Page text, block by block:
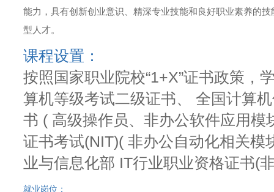
能力，具有创新创业意识、精深专业技能和良好职业素养的技
型人才。
课程设置：
按照国家职业院校“1+X”证书政策，
算机等级考试二级证书、 全国计算
书 ( 高级操作员、非办公软件应用模
证书考试(NIT)( 非办公自动化相关模
业与信息化部 IT行业职业资格证书(
就业岗位：